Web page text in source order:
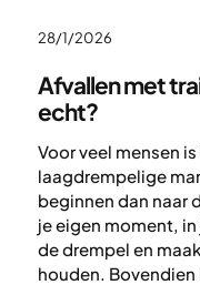
28/1/2026
Afvallen met
echt?
Voor veel mensen
laagdrempelige
beginnen dan naar
je eigen moment,
de drempel en
houden. Bovendien